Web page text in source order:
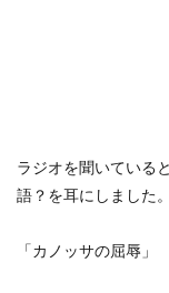
ラジオを聞いている
語？を耳にしました。
「カノッサの屈辱」